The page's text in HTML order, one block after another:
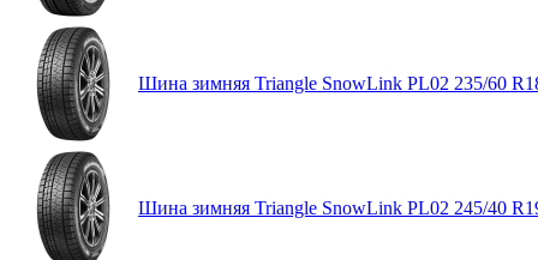
Шина зимняя Triangle SnowLink PL02 235/60
Шина зимняя Triangle SnowLink PL02 245/40